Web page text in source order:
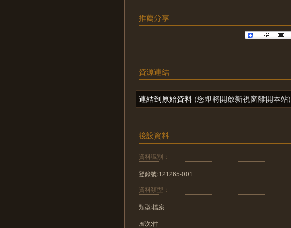
推薦分享
資源連結
連結到原始資料 (您即將開啟新視窗離開本站)
後設資料
資料識別：
登錄號:121265-001
資料類型：
類型:檔案
層次:件